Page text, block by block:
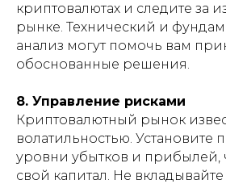
криптовалютах и следите за
рынке. Технический и
анализ могут помочь вам
обоснованные решения.
8. Управление рисками
Криптовалютный рынок
волатильностью. Установите
уровни убытков и прибылей,
свой капитал. Не